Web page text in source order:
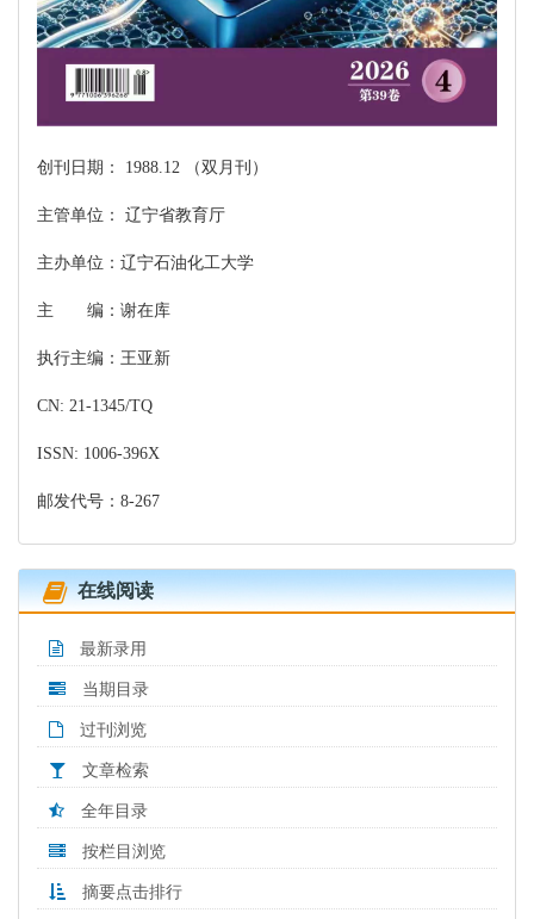
创刊日期： 1988.12 （双月刊）
主管单位： 辽宁省教育厅
主办单位：辽宁石油化工大学
主 编：谢在库
执行主编：王亚新
CN: 21-1345/TQ
ISSN: 1006-396X
邮发代号：8-267
在线阅读
最新录用
当期目录
过刊浏览
文章检索
全年目录
按栏目浏览
摘要点击排行